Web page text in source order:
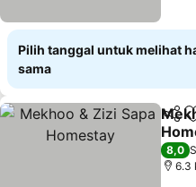
Pilih tanggal untuk melihat
sama
8,0
6.3